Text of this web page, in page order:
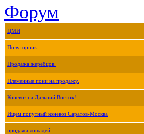
Форум
ЦМИ
Полуторник
Продажа жеребцов.
Племенные пони на продажу.
Коневоз на Дальний Восток!
Ищем попутный коневоз Саратов-Москва
продажа лошадей